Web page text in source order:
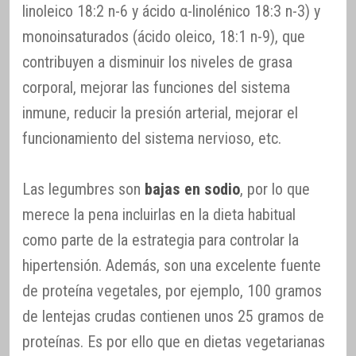
linoleico 18:2 n-6 y ácido α-linolénico 18:3 n-3) y
monoinsaturados (ácido oleico, 18:1 n-9), que
contribuyen a disminuir los niveles de grasa
corporal, mejorar las funciones del sistema
inmune, reducir la presión arterial, mejorar el
funcionamiento del sistema nervioso, etc.
Las legumbres son bajas en sodio, por lo que
merece la pena incluirlas en la dieta habitual
como parte de la estrategia para controlar la
hipertensión. Además, son una excelente fuente
de proteína vegetales, por ejemplo, 100 gramos
de lentejas crudas contienen unos 25 gramos de
proteínas. Es por ello que en dietas vegetarianas